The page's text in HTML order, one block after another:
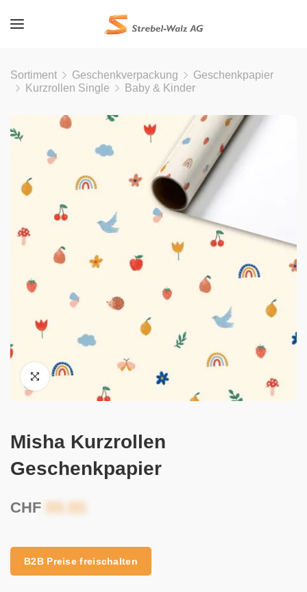
Sortiment Geschenkverpackung
Geschenkpapier
Kurzrollen Single
Baby & Kinder
Misha Kurzrollen
Geschenkpapier
CHF
B2B Preise freischalten